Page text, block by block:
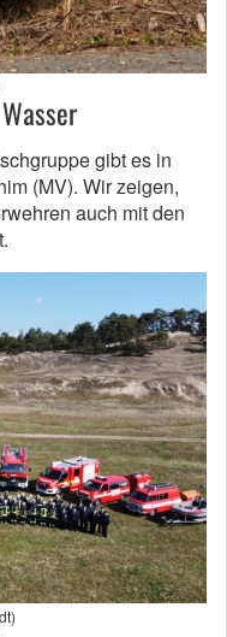
gibt es in
(MV). Wir zeigen,
auch mit den